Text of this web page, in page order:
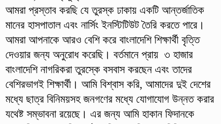
আমরা প্রস্তাব করছি যে তুরস্ক ঢাকায় একটি আন্তর্জাতিক
মানের হাসপাতাল এবং নার্সিং ইনস্টিটিউট তৈরি করতে পারে।
আমরা আপনাকে আরও বেশি করে বাংলাদেশি শিক্ষার্থী বৃত্তি
দেওয়ার জন্য অনুরোধ করেছি। বর্তমানে প্রায় ৩ হাজার
বাংলাদেশি নাগরিকরা তুরস্কে বসবাস করছেন এবং তাদের
বেশিরভাগই শিক্ষার্থী। আমি বিশ্বাস করি, আমাদের দুই দেশের
মধ্যে ছাত্র বিনিময়সহ জনগণের মধ্যে যোগাযোগ উন্নত করার
যথেষ্ট সম্ভাবনা রয়েছে। এর জন্য আমি হাকান ফিদানকে